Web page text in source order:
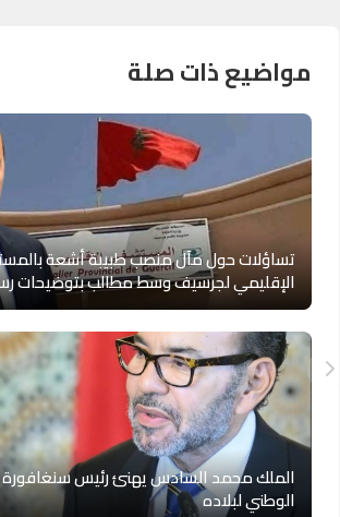
مواضيع ذات صلة
تساؤلات حول مآل منصب طبيبة أشعة
الإقليمي لجرسيف وسط مطالب بتوضيحات
الملك محمد السادس يهنئ رئيس سنغافورة
الوطني لبلاده